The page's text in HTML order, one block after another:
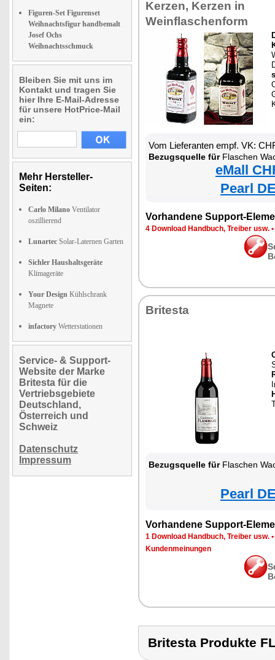
Figuren-Set Figurenset
Weihnachtsfigur handbemalt
Josef Ochs
Weihnachtsschmuck
Bleiben Sie mit uns im
Kontakt und tragen Sie
hier Ihre E-Mail-Adresse
für unsere HotPrice-Mail
ein:
Mehr Hersteller-
Seiten:
Carlo Milano Ventilator
oszillierend
Lunartec Solar-Laternen Garten
Sichler Haushaltsgeräte
Klimageräte
Your Design Kühlschrank
Magnete
infactory Wetterstationen
Service- & Support-
Website der Marke
Britesta für die
Vertriebsgebiete
Deutschland,
Österreich und
Schweiz
Datenschutz
Impressum
Kerzen, Kerzen in
Weinflaschenform
Vom Lieferanten empf. VK:
Bezugsquelle fürFlaschen
eMall
Pearl
Vorhandene Support-
4 Download Handbuch, Treiber usw. •
Britesta
Bezugsquelle fürFlaschen
Pearl
Vorhandene Support-
1 Download Handbuch, Treiber usw. •
Kundenmeinungen
Britesta Produkte